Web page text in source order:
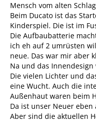
Mensch vom alten
Beim Ducato ist das
Kinderspiel. Die ist im
Die Aufbaubatterie
ich eh auf 2 umrüsten
neue. Das war mir aber
Na und das Innendesign
Die vielen Lichter und
eine Wucht. Auch die
Außenhaut waren beim
Da ist unser Neuer
Aber sind die aktuellen